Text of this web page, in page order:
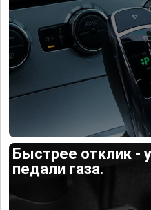
Быстрее отклик -
педали газа.